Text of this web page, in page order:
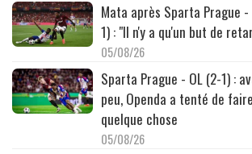
Mata après Sparta Prague -
1) : "Il n'y a qu'un but de
05/08/26
Sparta Prague - OL (2-1) :
peu, Openda a tenté de faire
quelque chose
05/08/26